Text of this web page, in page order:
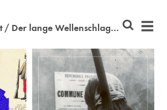
» Zeitschrift / Der lange Wellenschlag des Communalismus